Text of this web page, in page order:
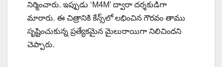
నిర్మించారు. ఇప్పుడు ‘M4M’ ద్వారా దర్శకుడిగా
మారారు. ఈ చిత్రానికి కేన్స్‌లో లభించిన గౌరవం తాము
సృష్టించుకున్న ప్రత్యేకమైన మైలురాయిగా నిలిచిందని
చెప్పారు.